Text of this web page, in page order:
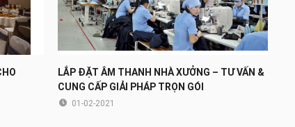
LẮP ĐẶT ÂM THANH NHÀ XƯỞNG – TƯ VẤN &
CUNG CẤP GIẢI PHÁP TRỌN GÓI
01-02-2021